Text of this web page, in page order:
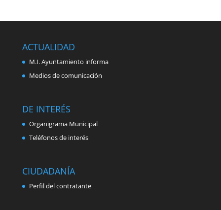
ACTUALIDAD
M.I. Ayuntamiento informa
Medios de comunicación
DE INTERÉS
Organigrama Municipal
Teléfonos de interés
CIUDADANÍA
Perfil del contratante